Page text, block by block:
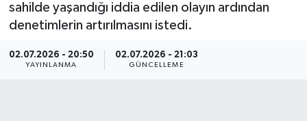
sahilde yaşandığı iddia edilen olayın ardından
denetimlerin artırılmasını istedi.
02.07.2026 - 20:50
YAYINLANMA
02.07.2026 - 21:03
GÜNCELLEME